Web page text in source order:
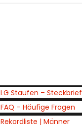
LG Staufen – Steckbrief
FAQ – Häufige Fragen
Rekordliste | Männer